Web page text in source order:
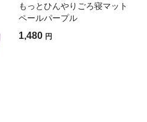
もっとひんやりごろ寝マット
ペールパープル
1,480 円